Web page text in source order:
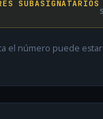
SUBASIGNATARIOS
el número puede